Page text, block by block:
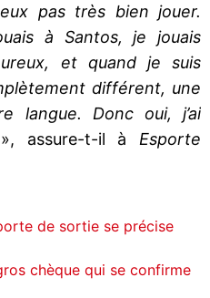
pas très bien jouer.
à Santos, je jouais
et quand je suis
différent, une
langue. Donc oui, j’ai
assure-t-il à Esporte
de sortie se précise
chèque qui se confirme